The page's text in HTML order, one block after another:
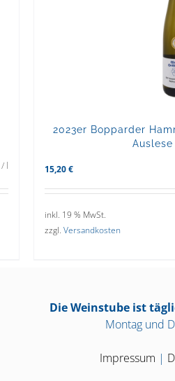
/ l
2023er Bopparder
Auslese
15,20€
inkl. 19 % MwSt.
zzgl.Versandkosten
Die Weinstube ist
Montag und
Impressum |